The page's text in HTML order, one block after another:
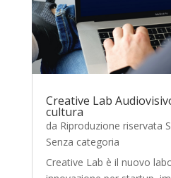
Creative Lab
cultura
da Riproduzione riservata
Senza categoria
Creative Lab è il nuovo